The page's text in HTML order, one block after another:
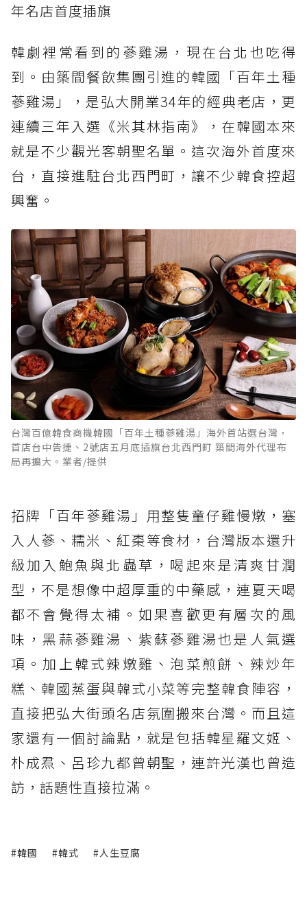
年名店首度插旗
韓劇裡常看到的蔘雞湯，現在台北也吃得
到。由築間餐飲集團引進的韓國「百年土種
蔘雞湯」，是弘大開業34年的經典老店，更
連續三年入選《米其林指南》，在韓國本來
就是不少觀光客朝聖名單。這次海外首度來
台，直接進駐台北西門町，讓不少韓食控超
興奮。
台灣百億韓食商機韓國「百年土種蔘雞湯」海外首站選台灣，
首店台中告捷、2號店五月底插旗台北西門町 築間海外代理布
局再擴大。業者/提供
招牌「百年蔘雞湯」用整隻童仔雞慢燉，塞
入人蔘、糯米、紅棗等食材，台灣版本還升
級加入鮑魚與北蟲草，喝起來是清爽甘潤
型，不是想像中超厚重的中藥感，連夏天喝
都不會覺得太補。如果喜歡更有層次的風
味，黑蒜蔘雞湯、紫蘇蔘雞湯也是人氣選
項。加上韓式辣燉雞、泡菜煎餅、辣炒年
糕、韓國蒸蛋與韓式小菜等完整韓食陣容，
直接把弘大街頭名店氛圍搬來台灣。而且這
家還有一個討論點，就是包括韓星羅文姬、
朴成焄、呂珍九都曾朝聖，連許光漢也曾造
訪，話題性直接拉滿。
#韓國 #韓式 #人生豆腐